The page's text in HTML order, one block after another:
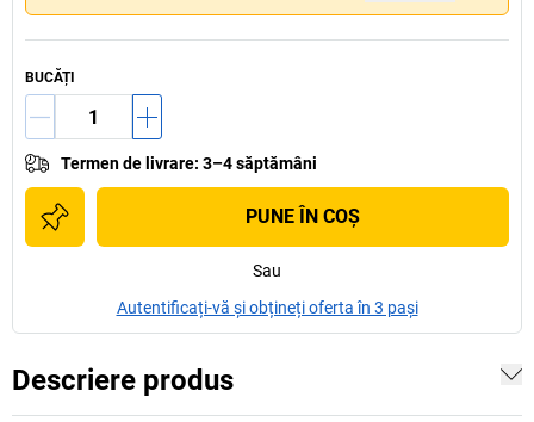
BUCĂȚI
Termen de livrare: 3–4 săptămâni
PUNE ÎN COŞ
Sau
Autentificați-vă și obțineți oferta în 3 pași
Descriere produs